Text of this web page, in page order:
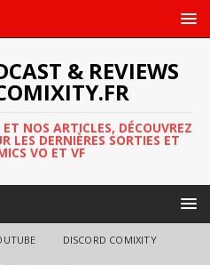
& REVIEWS
NOS ARTICLES, DÉCOUVREZ
LES DERNIÈRES SORTIES ET
VO ET VF
DISCORD COMIXITY